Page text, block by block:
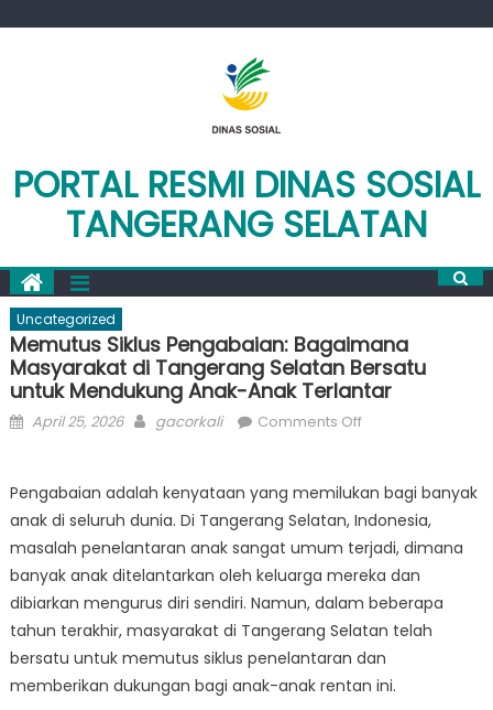
PORTAL RESMI DINAS SOSIAL
TANGERANG SELATAN
Uncategorized
Memutus Siklus Pengabaian: Bagaimana
Masyarakat di Tangerang Selatan Bersatu
untuk Mendukung Anak-Anak Terlantar
Posted
April 25, 2026 Author
gacorkali Comments Offon
Pengabaian:
Bagaimana
Masyarakat
di
Tangerang
Selatan
Bersatu
Mendukung
Pengabaian adalah kenyataan yang memilukan bagi banyak
anak di seluruh dunia. Di Tangerang Selatan, Indonesia,
masalah penelantaran anak sangat umum terjadi, dimana
banyak anak ditelantarkan oleh keluarga mereka dan
dibiarkan mengurus diri sendiri. Namun, dalam beberapa
tahun terakhir, masyarakat di Tangerang Selatan telah
bersatu untuk memutus siklus penelantaran dan
memberikan dukungan bagi anak-anak rentan ini.